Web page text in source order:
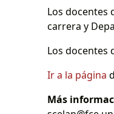
Los docentes
carrera y
Los docentes
Ir a la página
Más